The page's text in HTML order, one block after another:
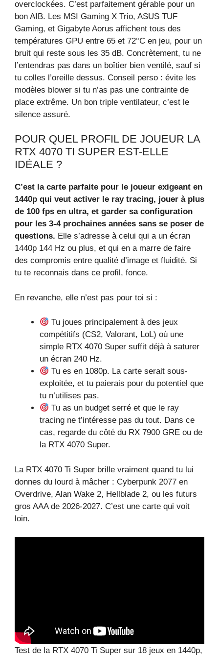
overclockées. C’est parfaitement gérable pour un
bon AIB. Les MSI Gaming X Trio, ASUS TUF
Gaming, et Gigabyte Aorus affichent tous des
températures GPU entre 65 et 72°C en jeu, pour un
bruit qui reste sous les 35 dB. Concrètement, tu ne
l’entendras pas dans un boîtier bien ventilé, sauf si
tu colles l’oreille dessus. Conseil perso : évite les
modèles blower si tu n’as pas une contrainte de
place extrême. Un bon triple ventilateur, c’est le
silence assuré.
POUR QUEL PROFIL DE JOUEUR LA
RTX 4070 TI SUPER EST-ELLE
IDÉALE ?
C’est la carte parfaite pour le joueur exigeant en
1440p qui veut activer le ray tracing, jouer à plus
de 100 fps en ultra, et garder sa configuration
pour les 3-4 prochaines années sans se poser de
questions. Elle s’adresse à celui qui a un écran
1440p 144 Hz ou plus, et qui en a marre de faire
des compromis entre qualité d’image et fluidité. Si
tu te reconnais dans ce profil, fonce.
En revanche, elle n’est pas pour toi si :
Tu joues principalement à des jeux
compétitifs (CS2, Valorant, LoL) où une
simple RTX 4070 Super suffit déjà à saturer
un écran 240 Hz.
Tu es en 1080p. La carte serait sous-
exploitée, et tu paierais pour du potentiel que
tu n’utilises pas.
Tu as un budget serré et que le ray
tracing ne t’intéresse pas du tout. Dans ce
cas, regarde du côté du RX 7900 GRE ou de
la RTX 4070 Super.
La RTX 4070 Ti Super brille vraiment quand tu lui
donnes du lourd à mâcher : Cyberpunk 2077 en
Overdrive, Alan Wake 2, Hellblade 2, ou les futurs
gros AAA de 2026-2027. C’est une carte qui voit
loin.
Test de la RTX 4070 Ti Super sur 18 jeux en 1440p,